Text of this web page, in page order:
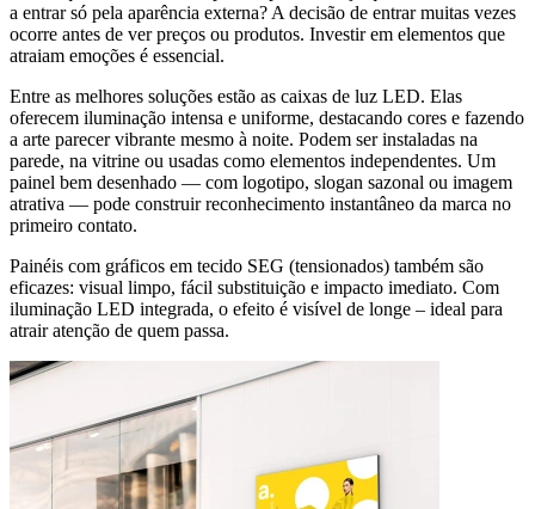
a entrar só pela aparência externa? A decisão de entrar muitas vezes
ocorre antes de ver preços ou produtos. Investir em elementos que
atraiam emoções é essencial.
Entre as melhores soluções estão as caixas de luz LED. Elas
oferecem iluminação intensa e uniforme, destacando cores e fazendo
a arte parecer vibrante mesmo à noite. Podem ser instaladas na
parede, na vitrine ou usadas como elementos independentes. Um
painel bem desenhado — com logotipo, slogan sazonal ou imagem
atrativa — pode construir reconhecimento instantâneo da marca no
primeiro contato.
Painéis com gráficos em tecido SEG (tensionados) também são
eficazes: visual limpo, fácil substituição e impacto imediato. Com
iluminação LED integrada, o efeito é visível de longe – ideal para
atrair atenção de quem passa.